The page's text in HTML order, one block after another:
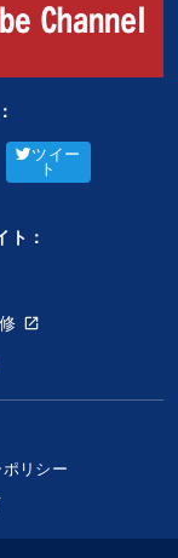
ツイー
ト
ト：
リシー